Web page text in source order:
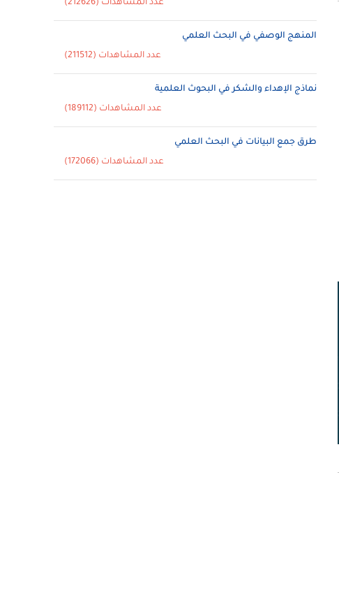
عدد المشاهدات (212626)
المنهج الوصفي في البحث العلمي
عدد المشاهدات (211512)
نماذج الإهداء والشكر في البحوث العلمية
عدد المشاهدات (189112)
طرق جمع البيانات في البحث العلمي
عدد المشاهدات (172066)